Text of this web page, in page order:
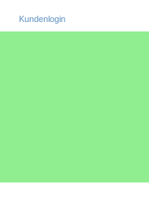
Kundenlogin